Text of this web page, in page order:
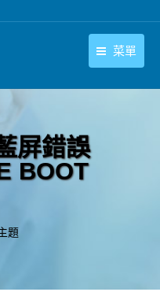
菜單
中心
心
屏錯誤
BOOT
題